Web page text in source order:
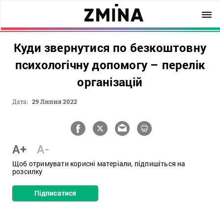
Куди звернутися по безкоштовну
психологічну допомогу – перелік
організацій
Дата: 29 Липня 2022
A+ A-
Щоб отримувати корисні матеріали, підпишіться на
розсилку
Підписатися